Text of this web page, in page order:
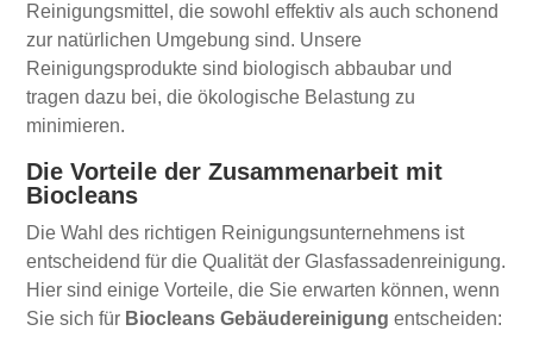
Reinigungsmittel, die sowohl effektiv als auch schonend
zur natürlichen Umgebung sind. Unsere
Reinigungsprodukte sind biologisch abbaubar und
tragen dazu bei, die ökologische Belastung zu
minimieren.
Die Vorteile der Zusammenarbeit mit
Biocleans
Die Wahl des richtigen Reinigungsunternehmens ist
entscheidend für die Qualität der Glasfassadenreinigung.
Hier sind einige Vorteile, die Sie erwarten können, wenn
Sie sich für Biocleans Gebäudereinigung entscheiden: